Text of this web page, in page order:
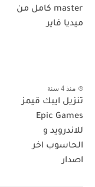
master كامل من
ميديا فاير
منذ 4 سنة
تنزيل ايبك قيمز
Epic Games
للاندرويد و
الحاسوب اخر
اصدار